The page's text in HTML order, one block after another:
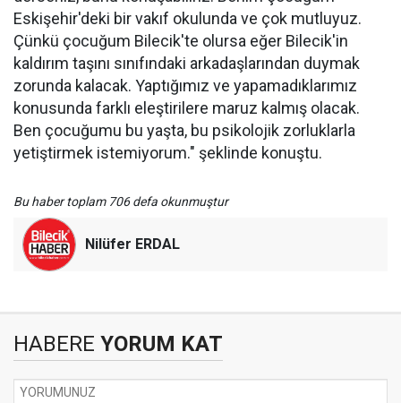
Eskişehir'deki bir vakıf okulunda ve çok mutluyuz.
Çünkü çocuğum Bilecik'te olursa eğer Bilecik'in
kaldırım taşını sınıfındaki arkadaşlarından duymak
zorunda kalacak. Yaptığımız ve yapamadıklarımız
konusunda farklı eleştirilere maruz kalmış olacak.
Ben çocuğumu bu yaşta, bu psikolojik zorluklarla
yetiştirmek istemiyorum." şeklinde konuştu.
Bu haber toplam 706 defa okunmuştur
Nilüfer ERDAL
HABERE YORUM KAT